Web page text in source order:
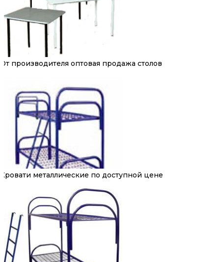
От производителя оптовая продажа столов
Кровати металлические по доступной цене